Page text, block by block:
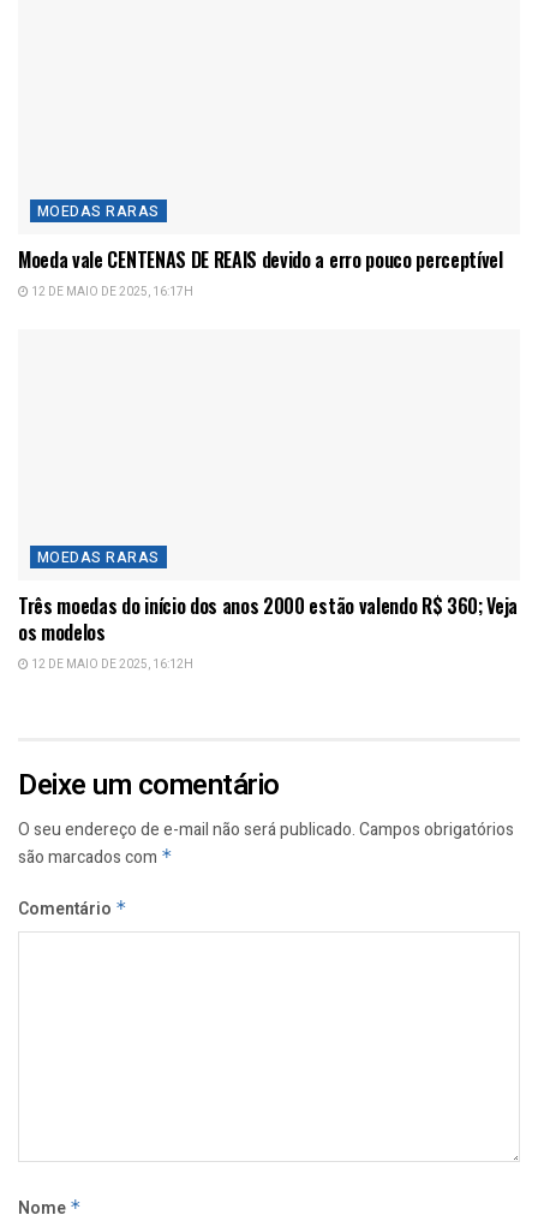
MOEDAS RARAS
Moeda vale CENTENAS DE REAIS devido a erro pouco perceptível
12 DE MAIO DE 2025, 16:17H
MOEDAS RARAS
Três moedas do início dos anos 2000 estão valendo R$ 360; Veja
os modelos
12 DE MAIO DE 2025, 16:12H
Deixe um comentário
O seu endereço de e-mail não será publicado.Campos obrigatórios
são marcados com *
Comentário *
Nome *